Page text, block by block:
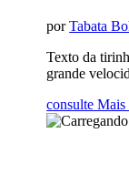
porTabata
Texto da
grande
consulte